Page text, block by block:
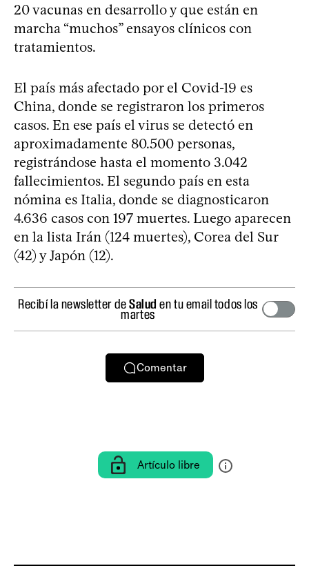
20 vacunas en desarrollo y que están en
marcha “muchos” ensayos clínicos con
tratamientos.
El país más afectado por el Covid-19 es
China, donde se registraron los primeros
casos. En ese país el virus se detectó en
aproximadamente 80.500 personas,
registrándose hasta el momento 3.042
fallecimientos. El segundo país en esta
nómina es Italia, donde se diagnosticaron
4.636 casos con 197 muertes. Luego aparecen
en la lista Irán (124 muertes), Corea del Sur
(42) y Japón (12).
Recibí la newsletter deSalud en tu email todos los
martes
Comentar
Artículo libre